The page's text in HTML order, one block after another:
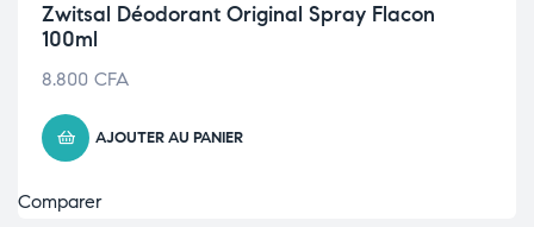
Zwitsal Déodorant Original Spray Flacon
100ml
8.800 CFA
AJOUTER AU PANIER
Comparer